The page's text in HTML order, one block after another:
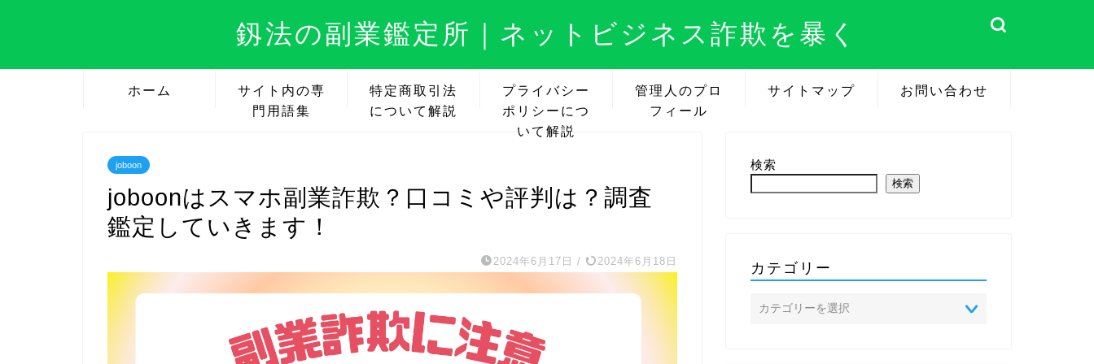
釼法の副業鑑定所｜ネットビジネス詐欺を暴く
ホーム
サイト内の専
門用語集
特定商取引法
について解説
プライバシー
ポリシーにつ
いて解説
管理人のプロ
フィール
サイトマップ お問い合わせ
joboon
joboonはスマホ副業詐欺？口コミや評判は？調査
鑑定していきます！
2024年6月17日 / 2024年6月18日
検索
検索
カテゴリー